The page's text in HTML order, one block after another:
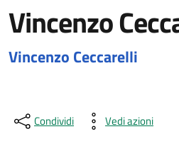
Vincenzo
Vincenzo Ceccarelli
Condividi Vedi azioni